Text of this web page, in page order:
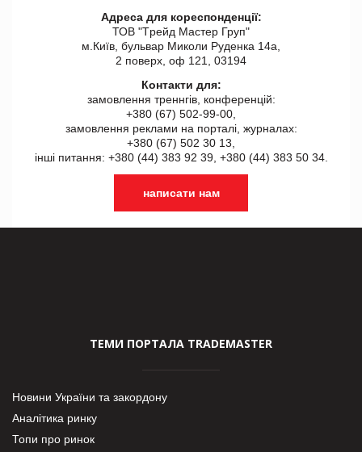
Адреса для кореспонденції:
ТОВ "Tрейд Мастер Груп"
м.Київ, бульвар Миколи Руденка 14а,
2 поверх, оф 121, 03194
Контакти для:
замовлення треннгів, конференцій:
+380 (67) 502-99-00,
замовлення реклами на порталі, журналах:
+380 (67) 502 30 13,
інші питання: +380 (44) 383 92 39, +380 (44) 383 50 34.
написати нам
ТЕМИ ПОРТАЛА TRADEMASTER
Новини України та закордону
Аналітика ринку
Топи про ринок